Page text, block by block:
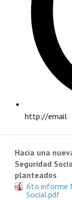
http://email
PRINCIPAL
INSTITUCIONAL
NOTICIAS
7mo Informe
Hacia una
Seguridad
planteados
6to informe
Social.pdf